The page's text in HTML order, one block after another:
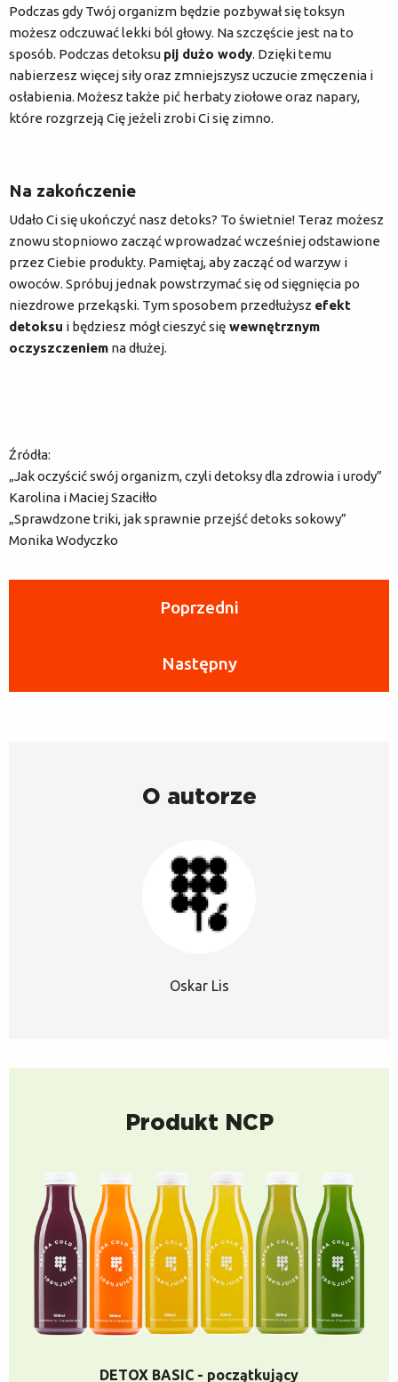
Podczas gdy Twój organizm będzie pozbywał się toksyn
możesz odczuwać lekki ból głowy. Na szczęście jest na to
sposób. Podczas detoksu pij dużo wody. Dzięki temu
nabierzesz więcej siły oraz zmniejszysz uczucie zmęczenia i
osłabienia. Możesz także pić herbaty ziołowe oraz napary,
które rozgrzeją Cię jeżeli zrobi Ci się zimno.
Na zakończenie
Udało Ci się ukończyć nasz detoks? To świetnie! Teraz możesz
znowu stopniowo zacząć wprowadzać wcześniej odstawione
przez Ciebie produkty. Pamiętaj, aby zacząć od warzyw i
owoców. Spróbuj jednak powstrzymać się od sięgnięcia po
niezdrowe przekąski. Tym sposobem przedłużysz efekt
detoksu i będziesz mógł cieszyć się wewnętrznym
oczyszczeniem na dłużej.
Źródła:
„Jak oczyścić swój organizm, czyli detoksy dla zdrowia i urody”
Karolina i Maciej Szaciłło
„Sprawdzone triki, jak sprawnie przejść detoks sokowy”
Monika Wodyczko
Poprzedni
Następny
O autorze
Oskar Lis
Produkt NCP
DETOX BASIC - początkujący